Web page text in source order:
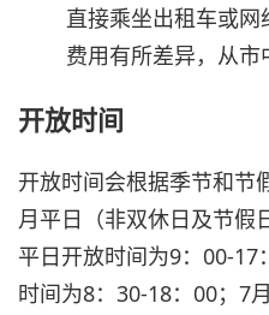
直接乘坐出租车或网
费用有所差异，从市
开放时间
开放时间会根据季节和节
月平日（非双休日及节假
平日开放时间为9：00-
时间为8：30-18：00；7